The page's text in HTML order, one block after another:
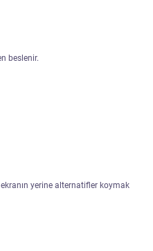
beslenir.
yerine alternatifler koymak